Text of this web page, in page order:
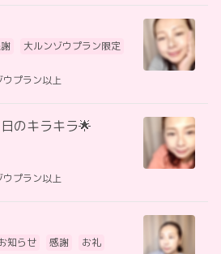
大ルンゾウプラン限定
ウプラン以上
のキラキラ🌟
ウプラン以上
知らせ 感謝
お礼